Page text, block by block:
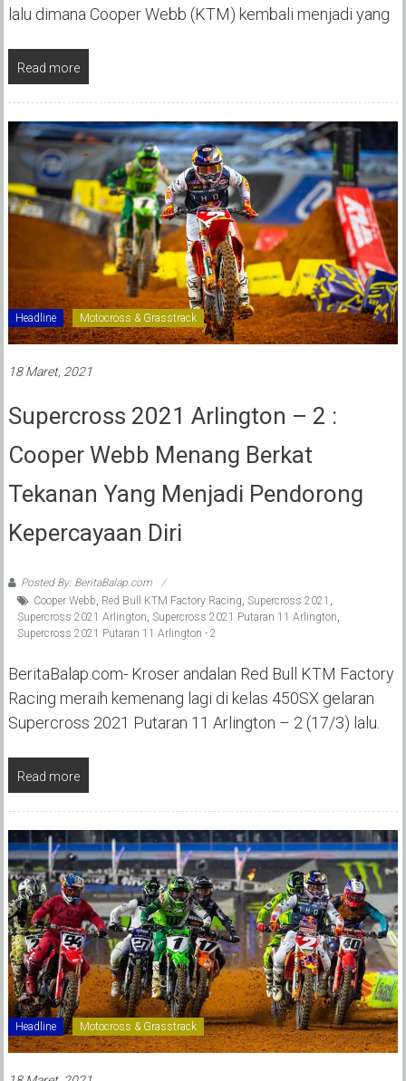
lalu dimana Cooper Webb (KTM) kembali menjadi yang
Read more
Headline Motocross & Grasstrack
18 Maret, 2021
Supercross 2021 Arlington – 2 :
Cooper Webb Menang Berkat
Tekanan Yang Menjadi Pendorong
Kepercayaan Diri
Posted By: BeritaBalap.com
Cooper Webb Red Bull KTM Factory Racing Supercross 2021
Supercross 2021 Arlington Supercross 2021 Putaran 11 Arlington
Supercross 2021 Putaran 11 Arlington - 2
BeritaBalap.com- Kroser andalan Red Bull KTM Factory
Racing meraih kemenang lagi di kelas 450SX gelaran
Supercross 2021 Putaran 11 Arlington – 2 (17/3) lalu.
Read more
Headline Motocross & Grasstrack